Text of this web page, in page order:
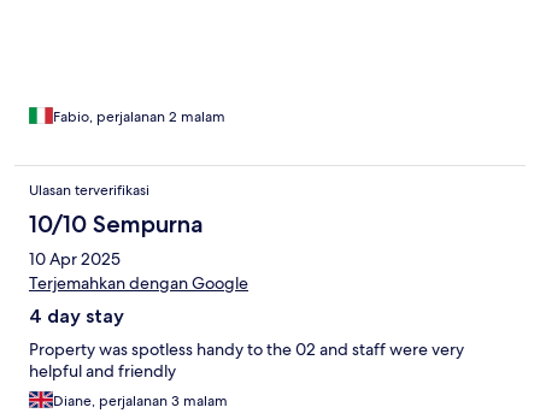
niente a che vedere con le immagini pubblicate sul sito dove si
abbiamo dovuto chiedere noi la password perché non ci è stata
comunicata al check in... Non si tratta di un hotel, ma di stanze in
attendibile
Fabio, perjalanan 2 malam
Ulasan terverifikasi
10/10 Sempurna
10 Apr 2025
Terjemahkan dengan Google
4 day stay
Property was spotless handy to the 02 and staff were very
helpful and friendly
Diane, perjalanan 3 malam